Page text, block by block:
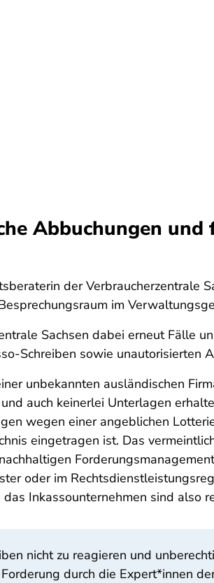
Abbuchungen und
der Verbraucherzentrale
im
Sachsen dabei erneut Fälle
Schreiben sowie unautorisierten
unbekannten ausländischen
auch keinerlei Unterlagen
wegen einer angeblichen
eingetragen ist. Das
oder im
Inkassounternehmen sind also
nicht zu reagieren und
durch die Expert*innen